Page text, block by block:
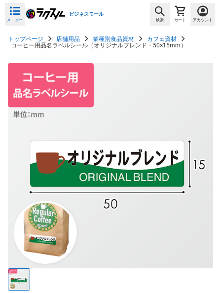
メニュー
ビジネスモール
検索 カート アカウント
トップページ 店舗用品 業種別食品資材
カフェ資材
コーヒー用品名ラベルシール（オリジナルブレンド・50×15mm）